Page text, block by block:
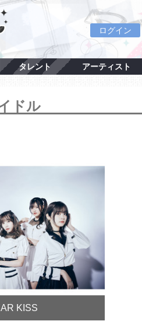
ログイン
タレント アーティスト
ドル
KISS